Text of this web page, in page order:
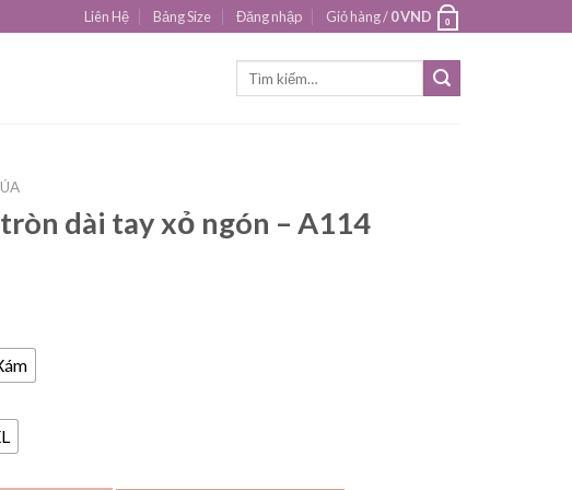
Liên Hệ Bảng Size Đăng nhập Giỏ hàng /0VND 0
dài tay xỏ ngón – A114